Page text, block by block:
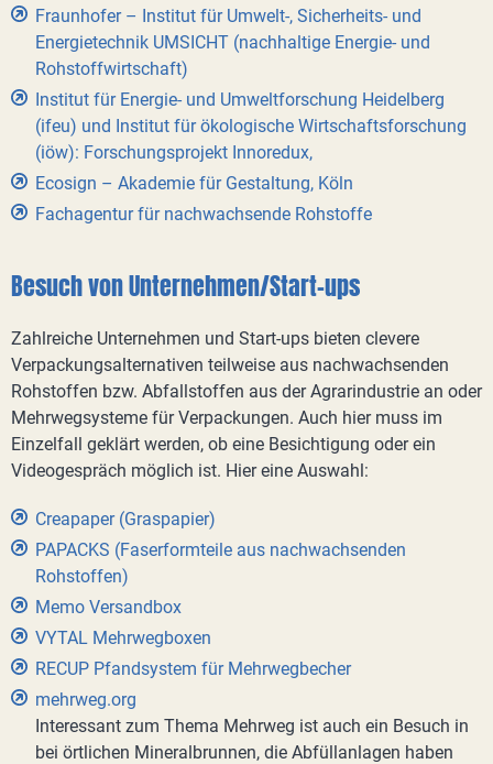
Fraunhofer – Institut für Umwelt-, Sicherheits- und
Energietechnik UMSICHT (nachhaltige Energie- und
Rohstoffwirtschaft)
Institut für Energie- und Umweltforschung Heidelberg
(ifeu) und Institut für ökologische Wirtschaftsforschung
(iöw): Forschungsprojekt Innoredux,
Ecosign – Akademie für Gestaltung, Köln
Fachagentur für nachwachsende Rohstoffe
Besuch von Unternehmen/Start-ups
Zahlreiche Unternehmen und Start-ups bieten clevere
Verpackungsalternativen teilweise aus nachwachsenden
Rohstoffen bzw. Abfallstoffen aus der Agrarindustrie an oder
Mehrwegsysteme für Verpackungen. Auch hier muss im
Einzelfall geklärt werden, ob eine Besichtigung oder ein
Videogespräch möglich ist. Hier eine Auswahl:
Creapaper (Graspapier)
PAPACKS (Faserformteile aus nachwachsenden
Rohstoffen)
Memo Versandbox
VYTAL Mehrwegboxen
RECUP Pfandsystem für Mehrwegbecher
mehrweg.org
Interessant zum Thema Mehrweg ist auch ein Besuch in
bei örtlichen Mineralbrunnen, die Abfüllanlagen haben